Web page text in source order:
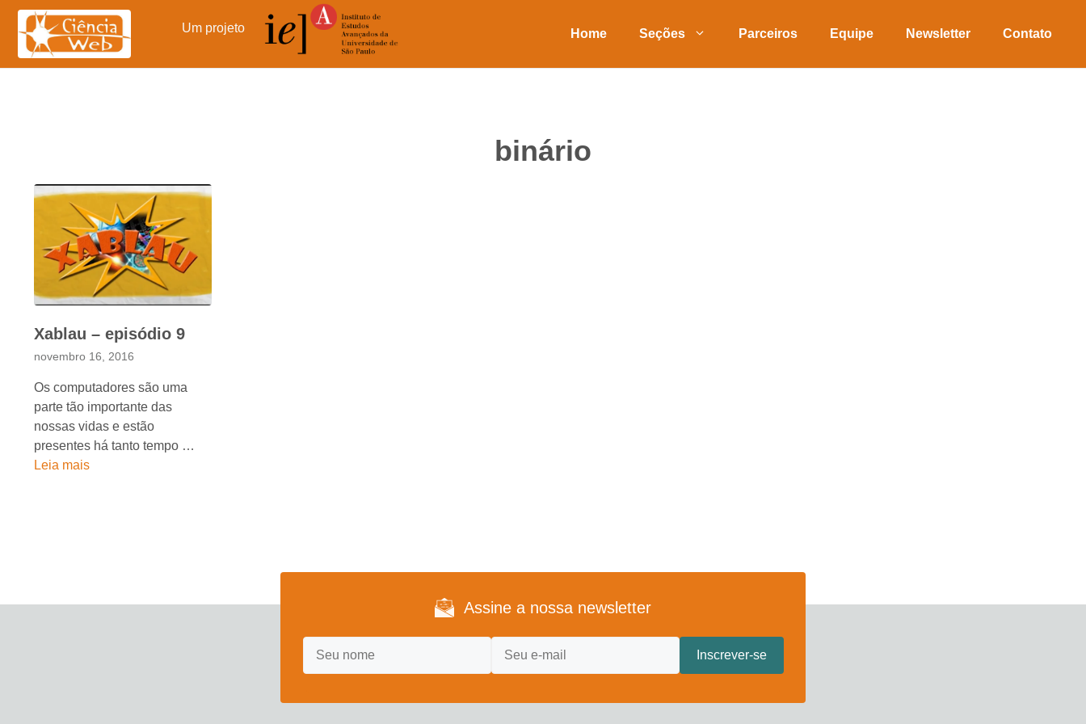
Pular
conteúdo
Um projeto Home Seções Parceiros Equipe Newsletter Contato
binário
Xablau – episódio 9
novembro 16, 2016
Os computadores são uma
parte tão importante das
nossas vidas e estão
presentes há tanto tempo …
Leia mais
Assine a nossa newsletter